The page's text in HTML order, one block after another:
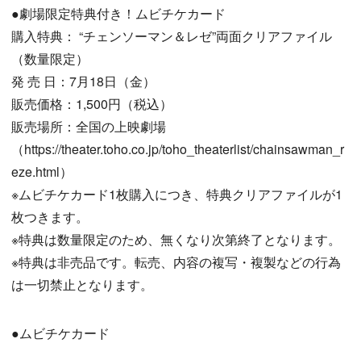
●劇場限定特典付き！ムビチケカード
購入特典： “チェンソーマン＆レゼ”両面クリアファイル
（数量限定）
発 売 日：7月18日（金）
販売価格：1,500円（税込）
販売場所：全国の上映劇場
（https://theater.toho.co.jp/toho_theaterlist/chainsawman_r
eze.html）
※ムビチケカード1枚購入につき、特典クリアファイルが1
枚つきます。
※特典は数量限定のため、無くなり次第終了となります。
※特典は非売品です。転売、内容の複写・複製などの行為
は一切禁止となります。
●ムビチケカード